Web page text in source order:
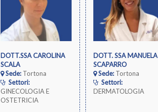
DOTT.SSA CAROLINA
SCALA
Sede:Tortona
Settori:
GINECOLOGIA E
OSTETRICIA
DOTT. SSA MANUELA
SCAPARRO
Sede: Tortona
Settori:
DERMATOLOGIA